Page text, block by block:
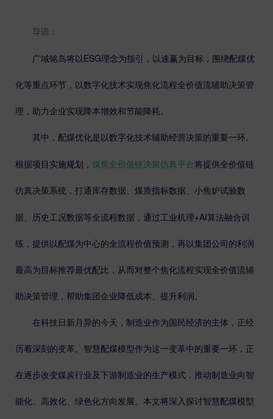
导语：
广域铭岛将以ESG理念为指引，以速赢为目标，围绕配煤优
化等重点环节，以数字化技术实现焦化流程全价值流辅助决策管
理，助力企业实现降本增效和节能降耗。
其中，配煤优化是以数字化技术辅助经营决策的重要一环。
根据项目实施规划， 煤焦全价值链决策仿真平台将提供全价值链
仿真决策系统，打通库存数据、煤质指标数据、小焦炉试验数
据、历史工况数据等全流程数据，通过工业机理+AI算法融合训
练，提供以配煤为中心的全流程价值预测，再以集团公司的利润
最高为目标推荐最优配比，从而对整个焦化流程实现全价值流辅
助决策管理，帮助集团企业降低成本、提升利润。
在科技日新月异的今天，制造业作为国民经济的主体，正经
历着深刻的变革。智慧配煤模型作为这一变革中的重要一环，正
在逐步改变煤炭行业及下游制造业的生产模式，推动制造业向智
能化、高效化、绿色化方向发展。本文将深入探讨智慧配煤模型